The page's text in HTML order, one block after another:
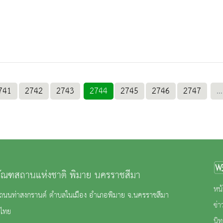
2742 2743 2744 2745 2746 2747 ...
ฑสถานแห่งชาติ พิมาย นครราชสีมา
นท่าสงกรานต์ ตำบลในเมือง อำเภอพิมาย จ.นครราชสีมา
ทย
ห
ข่